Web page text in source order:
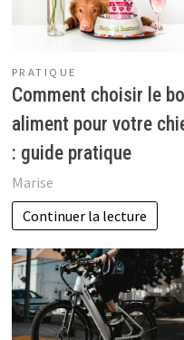
PRATIQUE
Comment choisir le
aliment pour votre
: guide pratique
Marise
Continuer la lecture